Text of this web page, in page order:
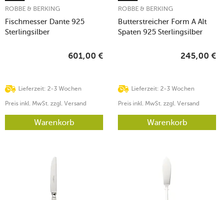
Fischmesser Dante 925
Sterlingsilber
ROBBE & BERKING
Lieferzeit: 2-3 Wochen
601,00 €
Preis inkl. MwSt. zzgl. Versand
Warenkorb
Butterstreicher Form A Alt
Spaten 925 Sterlingsilber
ROBBE & BERKING
Lieferzeit: 2-3 Wochen
245,00 €
Preis inkl. MwSt. zzgl. Versand
Warenkorb